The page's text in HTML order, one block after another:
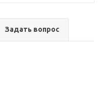
Задать вопрос